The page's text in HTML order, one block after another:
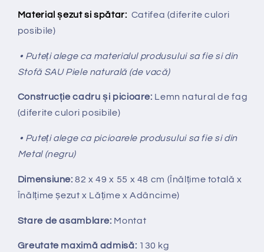
Material șezut si spătar: Catifea (diferite culori
posibile)
• Puteți alege ca materialul produsului sa fie si din
Stofă SAU Piele naturală (de vacă)
Construcție cadru și picioare: Lemn natural de fag
(diferite culori posibile)
• Puteți alege ca picioarele produsului sa fie si din
Metal (negru)
Dimensiune: 82 x 49 x 55 x 48 cm (Înălțime totală x
Înălțimeșezut x Lățime x Adâncime)
Stare de asamblare: Montat
Greutate maximă admisă: 130 kg